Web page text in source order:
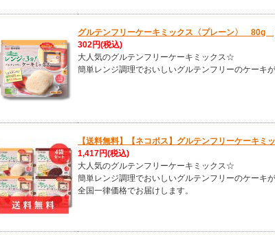
グルテンフリーケーキミックス〈プレーン〉 80g
302円(税込)
大人気のグルテンフリーケーキミックス☆
簡単レンジ調理でおいしいグルテンフリーのケーキ
【送料無料】【ネコポス】グルテンフリーケーキミ
1,417円(税込)
大人気のグルテンフリーケーキミックス☆
簡単レンジ調理でおいしいグルテンフリーのケーキ
全国一律価格でお届けします。